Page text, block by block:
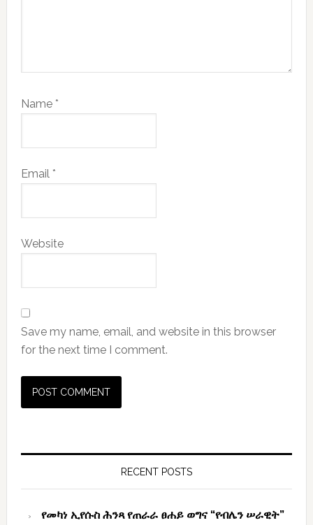
Name *
Email *
Website
Save my name, email, and website in this browser
for the next time I comment.
RECENT POSTS
የመካነ ኢየሱስ ሕንጻ የጠራራ ፀሐይ ወግና “የብሌን ሠራዊት”